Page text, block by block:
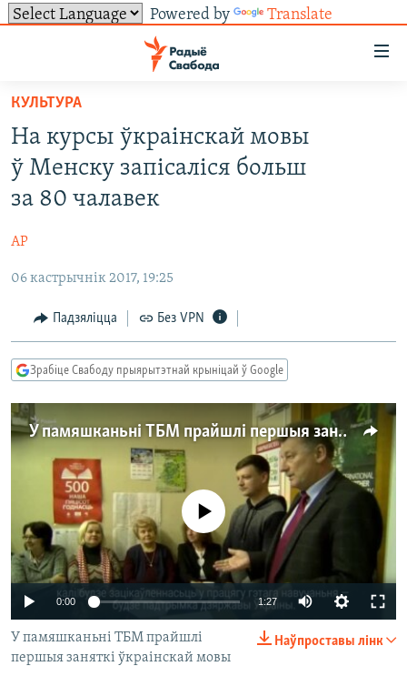
Powered by Translate
ўнівэрсальнага
доступу
Перайсьці
да
галоўнага
зьместу
да
навігацыі
Перайсьці
пошуку
УСЕ НАВІНЫ
ЭКАНОМІКА
ВАЙНА
ПАЛІТВЯЗЬНІ
КУЛЬТУРА
ТОЛЬКІ НА СВАБОДЗЕ
ПАДКАСТЫ
КНІГІ
PREMIUM
МОВА
НА ХВАЛЯХ СВАБОДЫ
СУВЯЗЬ
ПАДКАСТЫ
FACEBOOK
КУЛЬТУРА
На курсы ўкраінскай мовы
ў Менску запісаліся больш
за 80 чалавек
АР
06 кастрычнік 2017, 19:25
Падзяліцца Без VPN
Зрабіце Свабоду прыярытэтнай крыніцай ў Google
У памяшканьні ТБМ прайшлі першыя заняткі ўкраінскай мовы
No media source currently available
0:00 1:27
Наўпроставы лінк
У памяшканьні ТБМ прайшлі
першыя заняткі ўкраінскай мовы